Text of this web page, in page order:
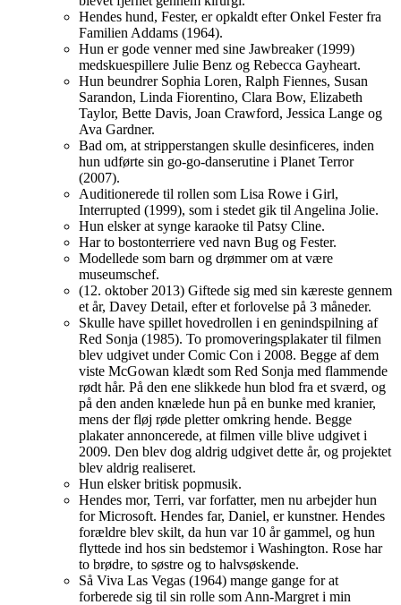
Hendes hund, Fester, er opkaldt efter Onkel Fester fra
Familien Addams (1964).
Hun er gode venner med sine Jawbreaker (1999)
medskuespillere Julie Benz og Rebecca Gayheart.
Hun beundrer Sophia Loren, Ralph Fiennes, Susan
Sarandon, Linda Fiorentino, Clara Bow, Elizabeth
Taylor, Bette Davis, Joan Crawford, Jessica Lange og
Ava Gardner.
Bad om, at stripperstangen skulle desinficeres, inden
hun udførte sin go-go-danserutine i Planet Terror
(2007).
Auditionerede til rollen som Lisa Rowe i Girl,
Interrupted (1999), som i stedet gik til Angelina Jolie.
Hun elsker at synge karaoke til Patsy Cline.
Har to bostonterriere ved navn Bug og Fester.
Modellede som barn og drømmer om at være
museumschef.
(12. oktober 2013) Giftede sig med sin kæreste gennem
et år, Davey Detail, efter et forlovelse på 3 måneder.
Skulle have spillet hovedrollen i en genindspilning af
Red Sonja (1985). To promoveringsplakater til filmen
blev udgivet under Comic Con i 2008. Begge af dem
viste McGowan klædt som Red Sonja med flammende
rødt hår. På den ene slikkede hun blod fra et sværd, og
på den anden knælede hun på en bunke med kranier,
mens der fløj røde pletter omkring hende. Begge
plakater annoncerede, at filmen ville blive udgivet i
2009. Den blev dog aldrig udgivet dette år, og projektet
blev aldrig realiseret.
Hun elsker britisk popmusik.
Hendes mor, Terri, var forfatter, men nu arbejder hun
for Microsoft. Hendes far, Daniel, er kunstner. Hendes
forældre blev skilt, da hun var 10 år gammel, og hun
flyttede ind hos sin bedstemor i Washington. Rose har
to brødre, to søstre og to halvsøskende.
Så Viva Las Vegas (1964) mange gange for at
forberede sig til sin rolle som Ann-Margret i min